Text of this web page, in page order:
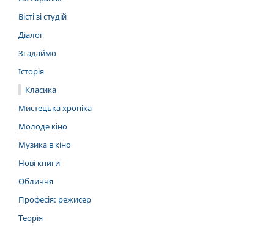
Вісті зі студій
Діалог
Згадаймо
Історія
Класика
Мистецька хроніка
Молоде кіно
Музика в кіно
Нові книги
Обличчя
Професія: режисер
Теорія